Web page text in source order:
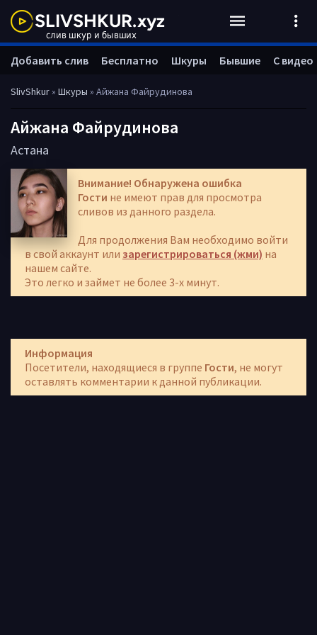
SlivShkur» Шкуры » Айжана Файрудинова
Айжана Файрудинова
Астана
Внимание! Обнаружена ошибка
Гости не имеют прав для просмотра
сливов из данного раздела.
Для продолжения Вам необходимо войти
в свой аккаунт или зарегистрироваться (жми) на
нашем сайте.
Это легко и займет не более 3-х минут.
Информация
Посетители, находящиеся в группе Гости, не могут
оставлять комментарии к данной публикации.
Добавить слив Бесплатно Шкуры Бывшие С видео